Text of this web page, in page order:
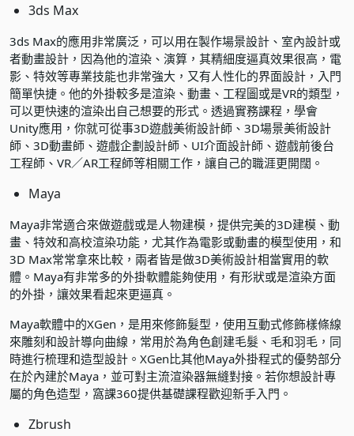
3ds Max
3ds Max的應用非常廣泛，可以用在製作場景設計、室內設計或
者動畫設計，因為他的渲染、演算，其精細度逼真效果很高，電
影、特效等專業技能也非常強大，又有人性化的界面設計，入門
簡單快捷。他的外掛較多是渲染、動畫、工程圖或是VR的類型，
可以更快速的渲染出自己想要的形式。透過實務課程 ，學會
Unity應用，你就可從事3D遊戲美術設計師、3D場景美術設計
師、3D動畫師、遊戲企劃設計師、UI介面設計師、遊戲前後台
工程師、VR／AR工程師等相關工作，讓自己的職涯更開闊。
Maya
Maya非常適合來做遊戲或是人物建模，提供完美的3D建模、動
畫、特效和高校渲染功能，尤其作為電影或動畫的模型使用，和
3D Max常常拿來比較，兩者皆是做3D美術設計相當實用的軟
體。Maya有非常多的外掛軟體能夠使用，有形狀或是渲染方面
的外掛，讓效果看起來更逼真。
Maya軟體中的XGen，是用來修飾髮型，使用互動式修飾樣條線
來雕刻和設計導向曲線，常用於為角色創建毛髮、毛和羽毛，同
時進行梳理和造型設計。XGen比其他Maya外掛程式的優勢部分
在於內建於Maya，並可對主流渲染器無縫對接。若你想設計專
屬的角色造型，窩課360提供基礎課程歡迎新手入門。
Zbrush